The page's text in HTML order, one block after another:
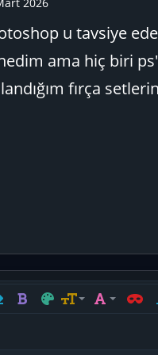
u tavsiye
ama hiç biri
fırça
kaldır
Kalın Metin rengi
Yazı boyutuYazı tipiSatır